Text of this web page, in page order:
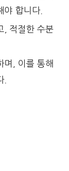
야 합니다.
, 적절한 수분
며, 이를 통해
.